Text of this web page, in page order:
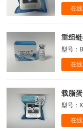
在
重组
型号：
在
载脂
型号：
在